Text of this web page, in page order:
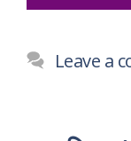
Leave a